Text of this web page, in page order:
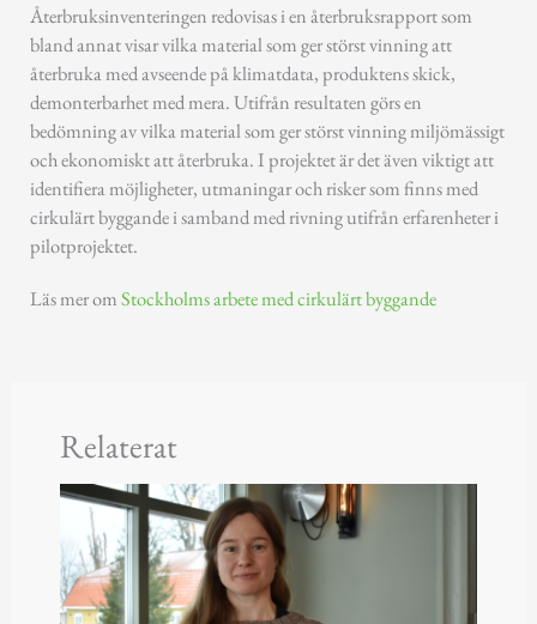
Återbruksinventeringen redovisas i en återbruksrapport som
bland annat visar vilka material som ger störst vinning att
återbruka med avseende på klimatdata, produktens skick,
demonterbarhet med mera. Utifrån resultaten görs en
bedömning av vilka material som ger störst vinning miljömässigt
och ekonomiskt att återbruka. I projektet är det även viktigt att
identifiera möjligheter, utmaningar och risker som finns med
cirkulärt byggande i samband med rivning utifrån erfarenheter i
pilotprojektet.
Läs mer omStockholms arbete med cirkulärt byggande
Relaterat